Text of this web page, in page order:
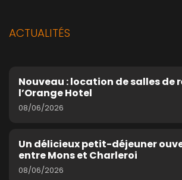
ACTUALITÉS
Nouveau : location de salles de
l’Orange Hotel
08/06/2026
Un délicieux petit-déjeuner
entre Mons et Charleroi
08/06/2026